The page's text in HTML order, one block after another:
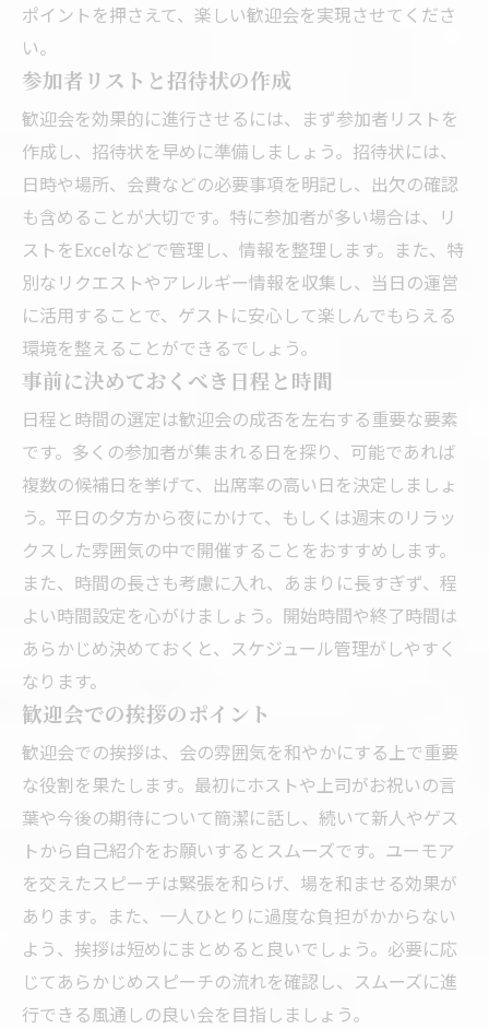
ポイントを押さえて、楽しい歓迎会を実現させてくださ
い。
参加者リストと招待状の作成
歓迎会を効果的に進行させるには、まず参加者リストを
作成し、招待状を早めに準備しましょう。招待状には、
日時や場所、会費などの必要事項を明記し、出欠の確認
も含めることが大切です。特に参加者が多い場合は、リ
ストをExcelなどで管理し、情報を整理します。また、特
別なリクエストやアレルギー情報を収集し、当日の運営
に活用することで、ゲストに安心して楽しんでもらえる
環境を整えることができるでしょう。
事前に決めておくべき日程と時間
日程と時間の選定は歓迎会の成否を左右する重要な要素
です。多くの参加者が集まれる日を探り、可能であれば
複数の候補日を挙げて、出席率の高い日を決定しましょ
う。平日の夕方から夜にかけて、もしくは週末のリラッ
クスした雰囲気の中で開催することをおすすめします。
また、時間の長さも考慮に入れ、あまりに長すぎず、程
よい時間設定を心がけましょう。開始時間や終了時間は
あらかじめ決めておくと、スケジュール管理がしやすく
なります。
歓迎会での挨拶のポイント
歓迎会での挨拶は、会の雰囲気を和やかにする上で重要
な役割を果たします。最初にホストや上司がお祝いの言
葉や今後の期待について簡潔に話し、続いて新人やゲス
トから自己紹介をお願いするとスムーズです。ユーモア
を交えたスピーチは緊張を和らげ、場を和ませる効果が
あります。また、一人ひとりに過度な負担がかからない
よう、挨拶は短めにまとめると良いでしょう。必要に応
じてあらかじめスピーチの流れを確認し、スムーズに進
行できる風通しの良い会を目指しましょう。